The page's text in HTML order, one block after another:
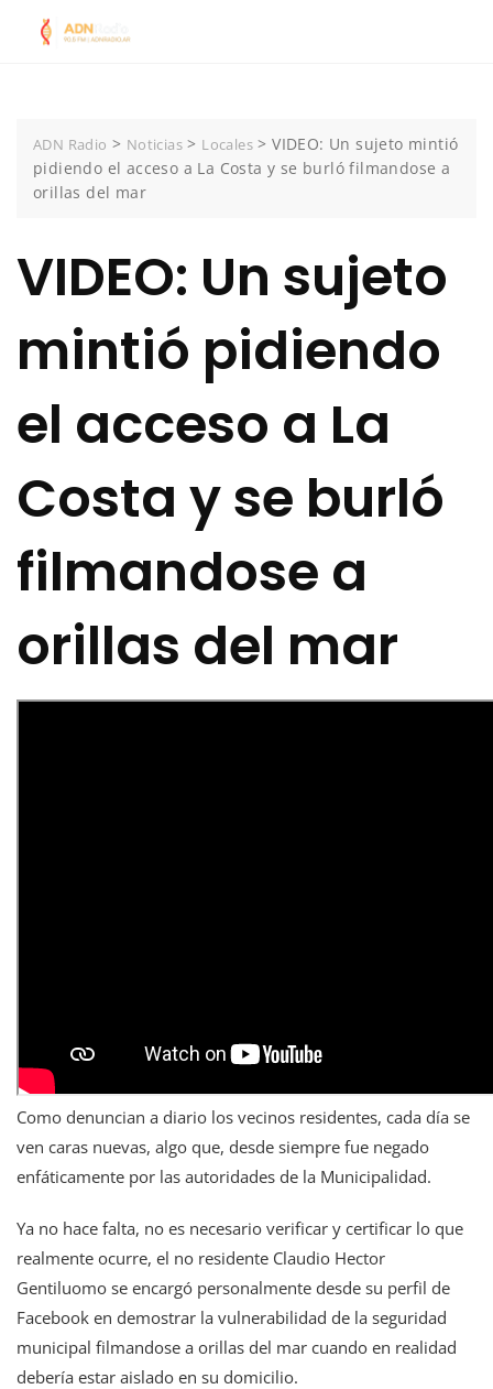
ADN Radio > Noticias > Locales >VIDEO: Un sujeto mintió
pidiendo el acceso a La Costa y se burló filmandose a
orillas del mar
VIDEO: Un sujeto
mintió pidiendo
el acceso a La
Costa y se burló
filmandose a
orillas del mar
Como denuncian a diario los vecinos residentes, cada día se
ven caras nuevas, algo que, desde siempre fue negado
enfáticamente por las autoridades de la Municipalidad.
Ya no hace falta, no es necesario verificar y certificar lo que
realmente ocurre, el no residente Claudio Hector
Gentiluomo se encargó personalmente desde su perfil de
Facebook en demostrar la vulnerabilidad de la seguridad
municipal filmandose a orillas del mar cuando en realidad
debería estar aislado en su domicilio.